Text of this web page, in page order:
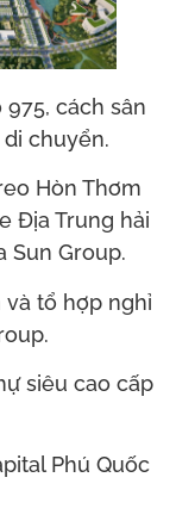
cách sân
chuyển.
Hòn Thơm
Địa Trung hải
Sun Group.
và tổ hợp nghỉ
siêu cao cấp
Phú Quốc